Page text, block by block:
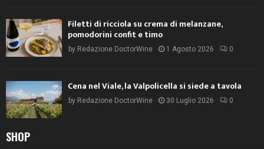
Filetti di ricciola su crema di melanzane,
pomodorini confit e timo
by Redazione DoctorWine 1 Agosto 2026 0
Cena nel Viale, la Valpolicella si siede a tavola
by Redazione DoctorWine 30 Luglio 2026 0
SHOP